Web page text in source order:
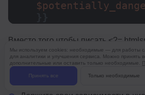
Вместо того чтобы писать <?=
> каждый раз, позвольте
работу за вас.
Мы используем cookies: необходимые — для работы
для аналитики и улучшения сервиса. Можно принять
дополнительные или оставить только необходимые.
Принять все Только необходимые